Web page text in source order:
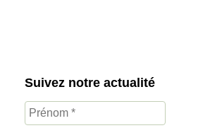
Suivez notre actualité